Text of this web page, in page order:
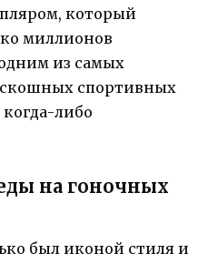
который
миллионов
из самых
спортивных
либо
на гоночных
был иконой стиля и